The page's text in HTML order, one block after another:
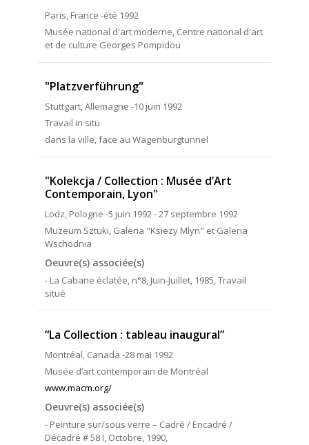
Paris, France -été 1992
Musée national d'art moderne, Centre national d'art
et de culture Georges Pompidou
"Platzverführung"
Stuttgart, Allemagne -10 juin 1992
Travail in situ
dans la ville, face au Wagenburgtunnel
"Kolekcja / Collection : Musée d’Art
Contemporain, Lyon"
Lodz, Pologne -5 juin 1992 - 27 septembre 1992
Muzeum Sztuki, Galeria "Ksiezy Mlyn" et Galeria
Wschodnia
Oeuvre(s) associée(s)
- La Cabane éclatée, n°8, Juin-Juillet, 1985, Travail
situé
“La Collection : tableau inaugural”
Montréal, Canada -28 mai 1992
Musée d’art contemporain de Montréal
www.macm.org/
Oeuvre(s) associée(s)
- Peinture sur/sous verre – Cadré / Encadré /
Décadré # 58 I, Octobre, 1990,